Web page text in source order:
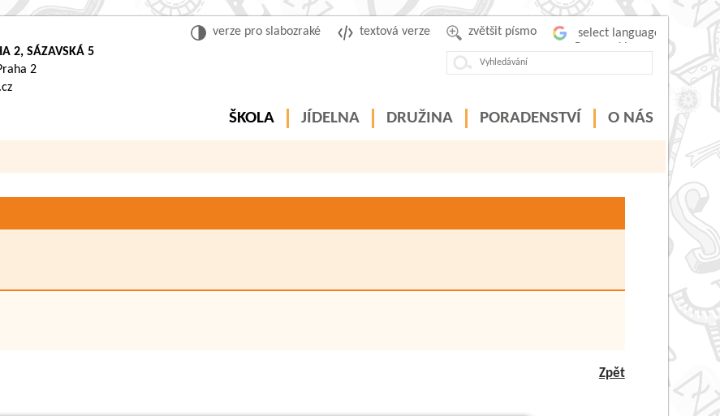
zvětšit písmo
textová verze
verze pro slabozraké
2, SÁZAVSKÁ 5
2
ŠKOLA JÍDELNA DRUŽINA PORADENSTVÍ O NÁS
Zpět